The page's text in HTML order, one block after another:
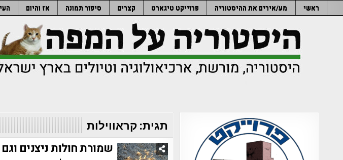
to
ראשי מע/אירים את ההיסטוריה פרוייקט טיגארט קצרים סיפור תמונה אז והיום
תגית:קראווילות
שמורת חולות ניצנים